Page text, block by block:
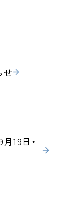
せ
19日・